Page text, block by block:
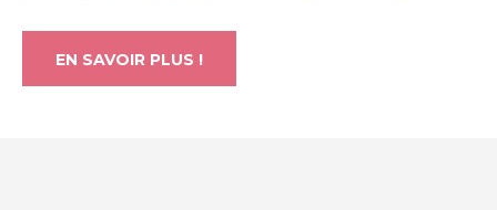
EN SAVOIR PLUS !